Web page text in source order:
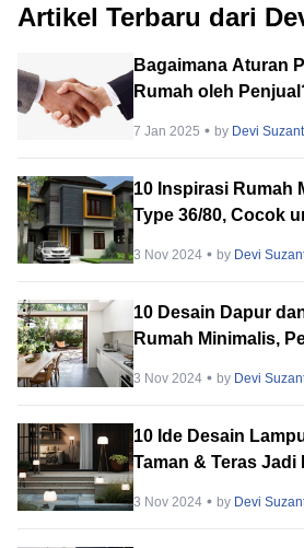
Artikel Terbaru dari
Bagaimana Aturan
Rumah oleh
7 Jan 2025 by Devi
10 Inspirasi Rumah
Type 36/80, Cocok
3 Nov 2024 by Devi
10 Desain Dapur
Rumah Minimalis,
3 Nov 2024 by Devi
10 Ide Desain
Taman & Teras
3 Nov 2024 by Devi